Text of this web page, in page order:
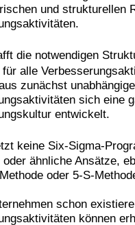
und strukturellen
die notwendigen
für alle
zunächst
sich eine
entwickelt.
keine Six-Sigma-
ähnliche Ansätze,
oder 5-S-
schon
können